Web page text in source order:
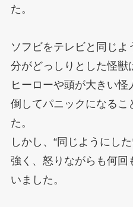
た。
ソフビをテレビと同じ
分がどっしりとした怪獣
ヒーローや頭が大きい怪
倒してパニックになるこ
た。
しかし、“同じようにし
強く、怒りながらも何回
いました。